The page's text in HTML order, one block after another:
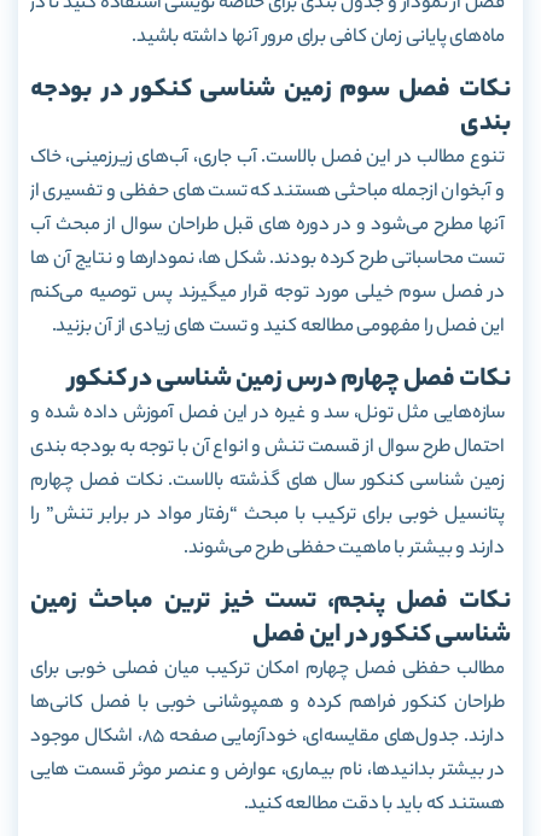
ماه‌های پایانی زمان کافی برای مرور آنها داشته باشید.
نکات فصل سوم زمین شناسی کنکور در بودجه
بندی
تنوع مطالب در این فصل بالاست. آب جاری، آب‌های زیرزمینی، خاک
و آبخوان ازجمله مباحثی هستند که تست های حفظی و تفسیری از
آنها مطرح می‌شود و در دوره های قبل طراحان سوال از مبحث آب
تست محاسباتی طرح کرده بودند. شکل ها، نمودارها و نتایج آن ها
در فصل سوم خیلی مورد توجه قرار میگیرند پس توصیه می‌کنم
این فصل را مفهومی مطالعه کنید و تست های زیادی از آن بزنید.
نکات فصل چهارم درس زمین شناسی در کنکور
سازه‌هایی مثل تونل، سد و غیره در این فصل آموزش داده شده و
احتمال طرح سوال از قسمت تنش و انواع آن با توجه به بودجه بندی
زمین شناسی کنکور سال های گذشته بالاست. نکات فصل چهارم
پتانسیل خوبی برای ترکیب با مبحث “رفتار مواد در برابر تنش” را
دارند و بیشتر با ماهیت حفظی طرح می‌شوند.
نکات فصل پنجم، تست خیز ترین مباحث زمین
شناسی کنکور در این فصل
مطالب حفظی فصل چهارم امکان ترکیب میان فصلی خوبی برای
طراحان کنکور فراهم کرده و همپوشانی خوبی با فصل کانی‌ها
دارند. جدول‌های مقایسه‌ای، خودآزمایی صفحه 85، اشکال موجود
در بیشتر بدانیدها، نام بیماری، عوارض و عنصر موثر قسمت هایی
هستند که باید با دقت مطالعه کنید.